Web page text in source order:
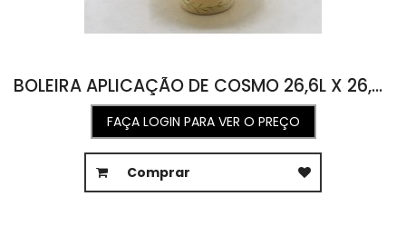
BOLEIRA APLICAÇÃO DE COSMO 26,6L X 26,6C 24,5A
FAÇA LOGIN PARA VER O PREÇO
Comprar